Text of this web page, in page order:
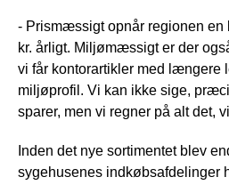
- Prismæssigt opnår regionen en
kr. årligt. Miljømæssigt er der
vi får kontorartikler med længere
miljøprofil. Vi kan ikke sige,
sparer, men vi regner på alt det,
Inden det nye sortimentet blev
sygehusenes indkøbsafdelinger